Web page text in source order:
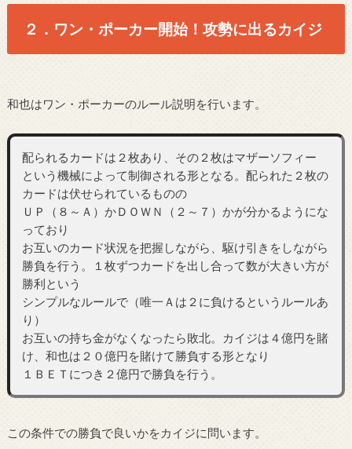
２．ワン・ポーカー開始！攻勢に出るカイジ
和也はワン・ポーカーのルール説明を行います。
配られるカードは２枚あり、その２枚はマザーソフィー
という機械によって制御される形となる。配られた２枚の
カードは伏せられているものの
ＵＰ（８～Ａ）かＤＯＷＮ（２～７）かが分かるようにな
っており
お互いのカード状況を把握しながら、駆け引きをしながら
勝負を行う。１枚ずつカードを出し合って数が大きい方が
勝利という
シンプルなルールで（唯一Ａは２に負けるというルールあ
り）
お互いの持ち金がなくなったら敗北。カイジは４億円を賭
け、和也は２０億円を賭けて勝負する形となり
１ＢＥＴにつき２億円で勝負を行う。
この条件での勝負で良いかをカイジに問います。